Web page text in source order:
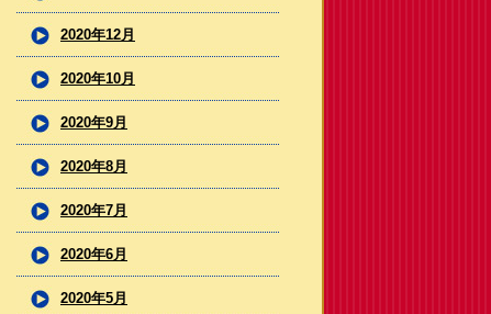
2020年12月
2020年10月
2020年9月
2020年8月
2020年7月
2020年6月
2020年5月